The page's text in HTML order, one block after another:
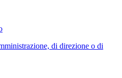
di direzione o di